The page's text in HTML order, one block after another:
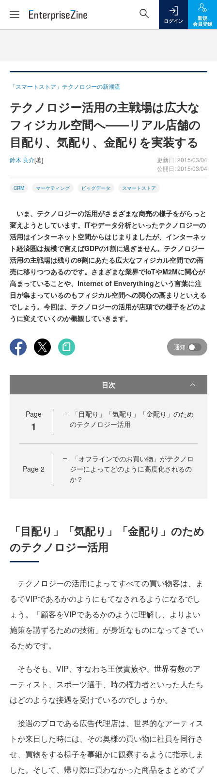
ログイン
新規
会員登録
「スマートストア」テクノロジーの新潮流
テクノロジー活用の主戦場は広大な
フィジカル空間へ――リアル店舗の
目配り、気配り、金配りを実装する
鈴木 良介[著]
更新日: 2015/03/04
公開日: 2015/03/04
CRM マーケティング ビッグデータ スマートストア
いま、テクノロジーの活用がさまざまな商売の様子をがらっと
変えようとしています。ITやデータ分析といったテクノロジーの
活用はインターネット空間からはじまりましたが、インターネッ
ト経済圏は規模で言えばGDPの1割に過ぎません。テクノロジー
活用の主戦場は残りの9割にあたる広大なフィジカル空間での商
売に移りつつあるのです。さまざまな業界でIoTやM2Mに関心が
高まっていることや、Internet of Enverythingという言葉に注
目が集まっているのもフィジカル空間への関心の高まりといえる
でしょう。今回は、テクノロジーの活用が店頭での様子をどのよ
うに変えていくのか概観していきます。
通知
目次
Page
1
「目配り」「気配り」「金配り」のため
のテクノロジー活用
Page 2
「オフラインでのお買い物」がテクノロ
ジーによってどのように高度化されるの
か？
「目配り」「気配り」「金配り」のため
のテクノロジー活用
テクノロジーの活用によってすべての買い物客は、ま
るでVIPであるかのようにもてなされるようになるでし
ょう。「顧客をVIPであるかのように理解し、よりよい
施策を講ずるための技術」が身近なものになってきてい
るためです。
そもそも、VIP、すなわち王侯貴族や、世界有数のア
ーティスト、スポーツ選手、時の権力者といった人たち
はどのような接遇を受けているのでしょうか。
接遇のプロである広告代理店は、世界的なアーティス
トが来日した時には、その奥様の買い物に社員を同行さ
せ、買物をする様子を事細かに観察するように指示しま
した。そして、帰り際に買わなかった商品をまとめてプ